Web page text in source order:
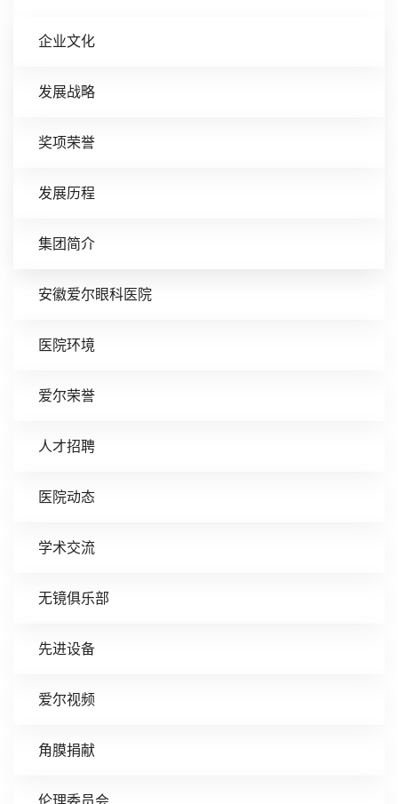
企业文化
发展战略
奖项荣誉
发展历程
集团简介
安徽爱尔眼科医院
医院环境
爱尔荣誉
人才招聘
医院动态
学术交流
无镜俱乐部
先进设备
爱尔视频
角膜捐献
伦理委员会